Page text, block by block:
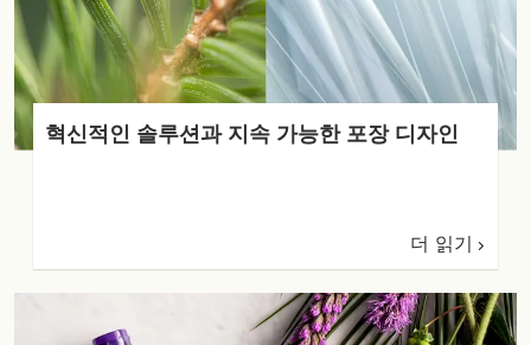
혁신적인 솔루션과 지속 가능한 포장 디자인
더 읽기